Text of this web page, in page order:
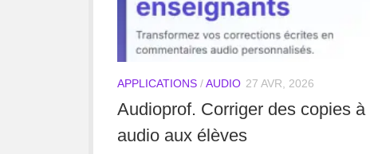
APPLICATIONS/AUDIO 27 AVR, 2026
Audioprof. Corriger des copies
audio aux élèves